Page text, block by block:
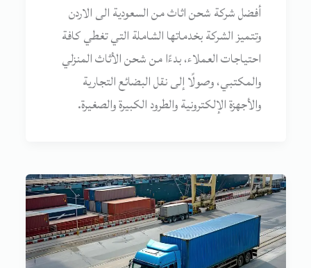
أفضل شركة شحن اثاث من السعودية الى الاردن
وتتميز الشركة بخدماتها الشاملة التي تغطي كافة
احتياجات العملاء، بدءًا من شحن الأثاث المنزلي
والمكتبي، وصولًا إلى نقل البضائع التجارية
والأجهزة الإلكترونية والطرود الكبيرة والصغيرة.